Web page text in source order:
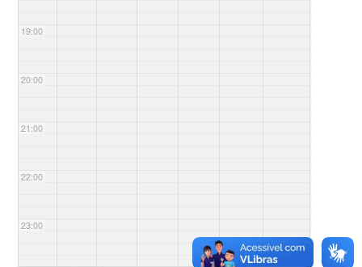
19:00
20:00
21:00
22:00
23:00